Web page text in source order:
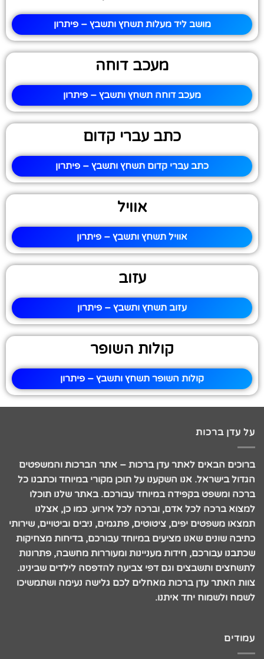
מושב ליד מעלות תשחץ ותשבץ – פיתרון
מעכב דוחה
מעכב דוחה תשחץ ותשבץ – פיתרון
כתב עברי קדום
כתב עברי קדום תשחץ ותשבץ – פיתרון
אוויל
אוויל תשחץ ותשבץ – פיתרון
עזוב
עזוב תשחץ ותשבץ – פיתרון
קולות השופר
קולות השופר תשחץ ותשבץ – פיתרון
על עדן ברכות
ברוכים הבאים לאתר עדן ברכות – אתר הברכות והמשפטים
הגדול בישראל. אנו השקענו על תוכן מקורי במיוחד וכתבנו כל
ברכה ומשפט בקפידה במיוחד עבורכם. באתר שלנו תוכלו
למצוא ברכה לכל אדם, וברכה לכל אירוע. כמו כן, אצלנו
תמצאו משפטים יפים, ציטוטים, פתגמים, ניבים וביטויים, שירותי
כתיבה שונים שאנו מציעים במיוחד עבורכם, בדיחות מצחיקות
שכתבנו עבורכם, חידות מעניינות ומעוררות מחשבה, פתרונות
לתשחצים ותשבצים וגם דפי צביעה להדפסה לילדים שבינינו.
צוות האתר עדן ברכות מאחלים לכם גלישה נעימה ושתמשיכו
לשמח ולשמוח יחד איתנו.
עמודים